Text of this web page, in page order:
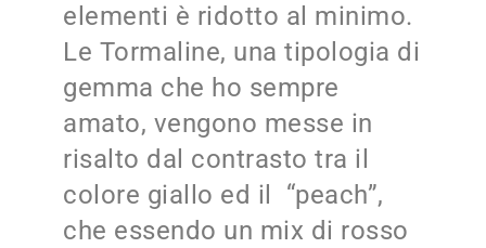
elementi è ridotto al minimo.
Le Tormaline, una tipologia di
gemma che ho sempre
amato, vengono messe in
risalto dal contrasto tra il
colore giallo ed il “peach”,
che essendo un mix di rosso